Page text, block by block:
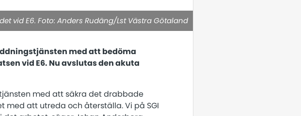
vid E6. Foto: Anders Rudäng/Lst Västra Götaland
med att bedöma
vid E6. Nu avslutas den akuta
med att säkra det drabbade
att utreda och återställa. Vi på SGI